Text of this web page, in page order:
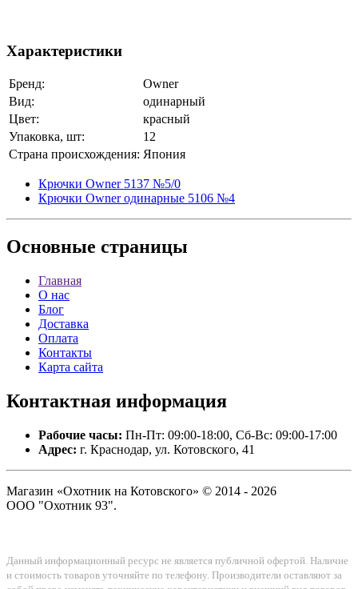
Характеристики
Бренд:
Owner
Вид:
одинарный
Цвет:
красный
Упаковка, шт:
12
Страна происхождения: Япония
Крючки Owner 5137 №5/0
Крючки Owner одинарные 5106 №4
Основные страницы
Главная
О нас
Блог
Доставка
Оплата
Контакты
Карта сайта
Контактная информация
Рабочие часы: Пн-Пт: 09:00-18:00, Сб-Вс: 09:00-17:00
Адрес: г. Краснодар, ул. Котовского, 41
Магазин «Охотник на Котовского» © 2014 - 2026
ООО "Охотник 93".
Данный информационный ресурс не является публичной офертой. Наличие
и стоимость товаров уточняйте по телефону. Производители оставляют за